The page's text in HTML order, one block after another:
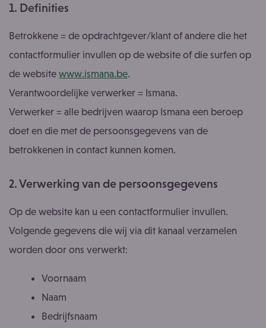
1. Definities
Betrokkene = de opdrachtgever/klant of andere die het
contactformulier invullen op de website of die surfen op
de website www.ismana.be.
Verantwoordelijke verwerker = Ismana.
Verwerker = alle bedrijven waarop Ismana een beroep
doet en die met de persoonsgegevens van de
betrokkenen in contact kunnen komen.
2. Verwerking van de persoonsgegevens
Op de website kan u een contactformulier invullen.
Volgende gegevens die wij via dit kanaal verzamelen
worden door ons verwerkt:
Voornaam
Naam
Bedrijfsnaam